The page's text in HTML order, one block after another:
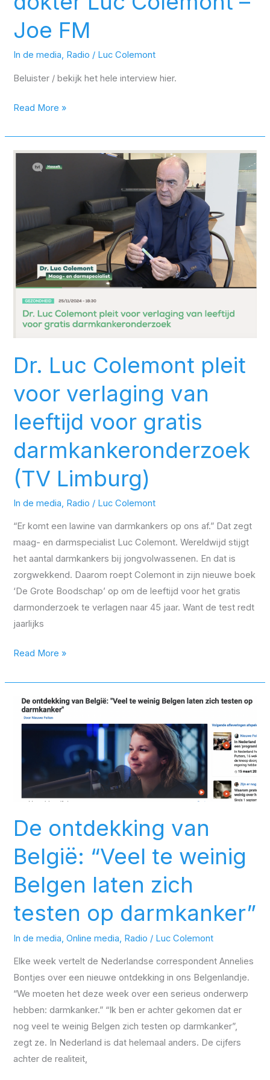
Joe FM
In de media, Radio / Luc Colemont
Beluister / bekijk het hele interview hier.
Read More »
Dr. Luc Colemont pleit
voor verlaging van
leeftijd voor gratis
darmkankeronderzoek
(TV Limburg)
In de media, Radio / Luc Colemont
“Er komt een lawine van darmkankers op ons af.” Dat zegt
maag- en darmspecialist Luc Colemont. Wereldwijd stijgt
het aantal darmkankers bij jongvolwassenen. En dat is
zorgwekkend. Daarom roept Colemont in zijn nieuwe boek
‘De Grote Boodschap’ op om de leeftijd voor het gratis
darmonderzoek te verlagen naar 45 jaar. Want de test redt
jaarlijks
verlaging
van
leeftijd
voor
gratis
darmkankeronderzoek
(TV
Read More »
De ontdekking van
België: “Veel te weinig
Belgen laten zich
testen op darmkanker”
In de media,Online media, Radio / Luc Colemont
Elke week vertelt de Nederlandse correspondent Annelies
Bontjes over een nieuwe ontdekking in ons Belgenlandje.
“We moeten het deze week over een serieus onderwerp
hebben: darmkanker.” “Ik ben er achter gekomen dat er
nog veel te weinig Belgen zich testen op darmkanker”,
zegt ze. In Nederland is dat helemaal anders. De cijfers
achter de realiteit,
De
ontdekking
weinig
laten
zich
testen
op
darmkanker”